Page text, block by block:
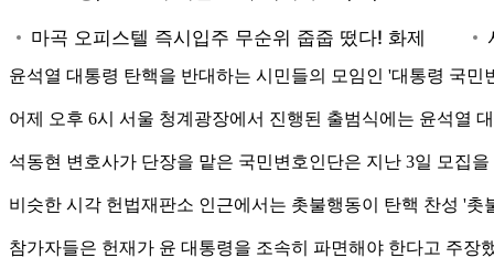
윤석열 대통령 탄핵을 반대하는 시민들의 모임인 '대통령 국민
어제 오후 6시 서울 청계광장에서 진행된 출범식에는 윤석열
석동현 변호사가 단장을 맡은 국민변호인단은 지난 3일 모집
비슷한 시각 헌법재판소 인근에서는 촛불행동이 탄핵 찬성 '촛
참가자들은 헌재가 윤 대통령을 조속히 파면해야 한다고 주장